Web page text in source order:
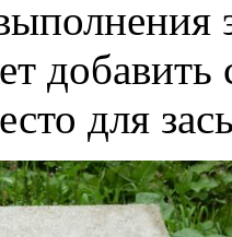
для